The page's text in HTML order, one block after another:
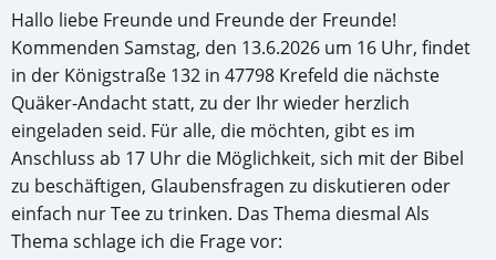
Hallo liebe Freunde und Freunde der Freunde!
Kommenden Samstag, den 13.6.2026 um 16 Uhr, findet
in der Königstraße 132 in 47798 Krefeld die nächste
Quäker-Andacht statt, zu der Ihr wieder herzlich
eingeladen seid. Für alle, die möchten, gibt es im
Anschluss ab 17 Uhr die Möglichkeit, sich mit der Bibel
zu beschäftigen, Glaubensfragen zu diskutieren oder
einfach nur Tee zu trinken. Das Thema diesmal Als
Thema schlage ich die Frage vor: